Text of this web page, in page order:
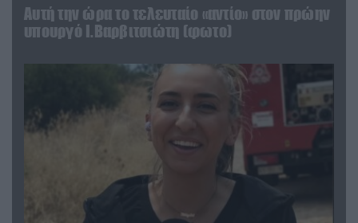
Αυτή την ώρα το τελευταίο «αντίο» στον πρώην
υπουργό Ι.Βαρβιτσιώτη (φωτο)